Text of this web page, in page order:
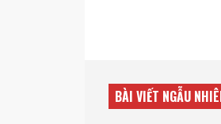
BÀI VIẾT NGẪU